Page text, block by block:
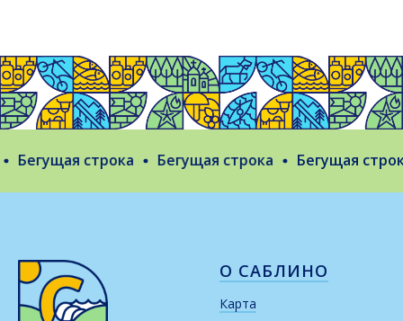
Бегущая строка Бегущая строка Бегущая строка
О САБЛИНО
Карта